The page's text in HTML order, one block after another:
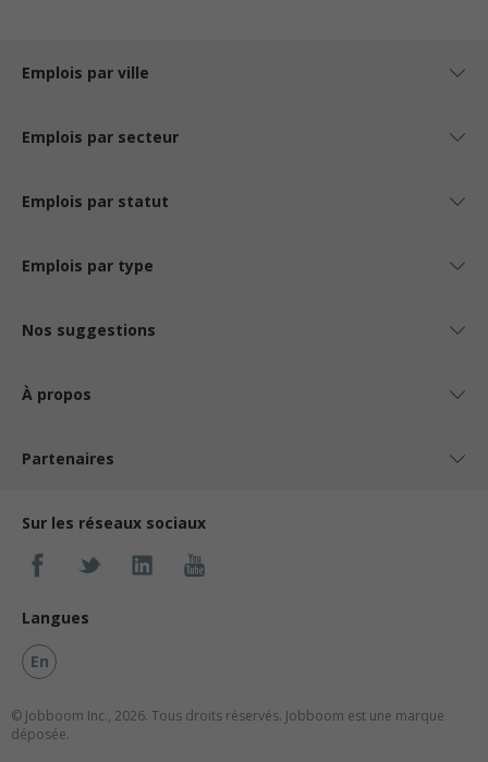
Emplois par ville
Emplois par secteur
Emplois par statut
Emplois par type
Nos suggestions
À propos
Partenaires
Sur les réseaux sociaux
Langues
En
© Jobboom Inc., 2026. Tous droits réservés. Jobboom est une marque
déposée.